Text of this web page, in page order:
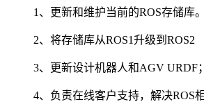
1、更新和维护当前的ROS存储库。
2、将存储库从ROS1升级到ROS2
3、更新设计机器人和AGV URDF；
4、负责在线客户支持，解决ROS